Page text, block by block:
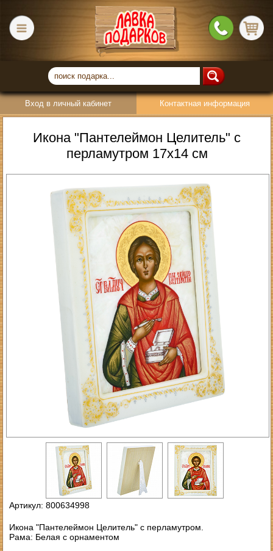
Вход в личный кабинет Контактная информация
Икона "Пантелеймон Целитель" с
перламутром 17х14 см
Артикул: 800634998
Икона "Пантелеймон Целитель" с перламутром.
Рама: Белая с орнаментом